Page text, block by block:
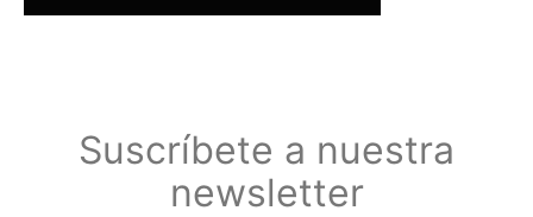
Suscríbete a nuestra
newsletter